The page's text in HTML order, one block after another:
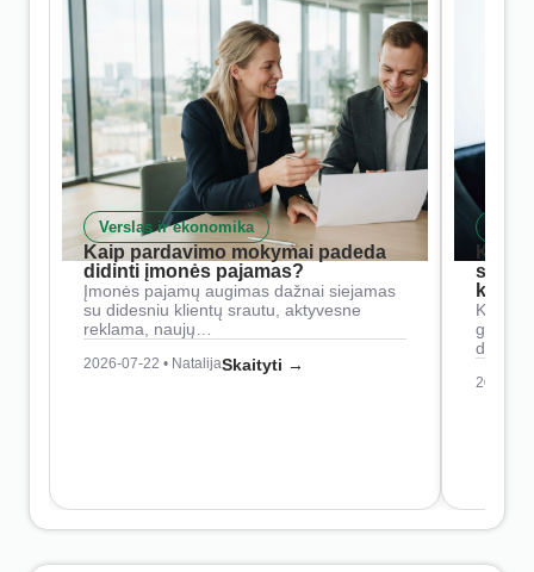
Verslas ir ekonomika
Kaip pardavimo mokymai padeda
didinti įmonės pajamas?
Įmonės pajamų augimas dažnai siejamas
su didesniu klientų srautu, aktyvesne
reklama, naujų…
2026-07-22 • NatalijaSkaityti →
Kaip
2026-